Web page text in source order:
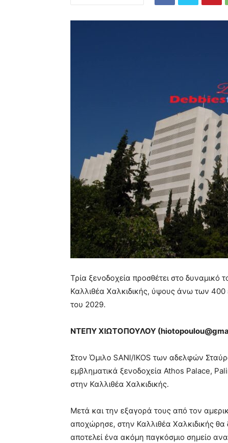
Τρία ξενοδοχεία προσθέτει στο δυναμικό
Καλλιθέα Χαλκιδικής, ύψους άνω των 400
του 2029.
ΝΤΕΠΥ ΧΙΩΤΟΠΟΥΛΟΥ (hiotopoulou@
Στον Όμιλο SANI/IKOS των αδελφών
εμβληματικά ξενοδοχεία Athos Palace,
στην Καλλιθέα Χαλκιδικής.
Μετά και την εξαγορά τους από τον
αποχώρησε, στην Καλλιθέα Χαλκιδικής θα
αποτελεί ένα ακόμη παγκόσμιο σημείο